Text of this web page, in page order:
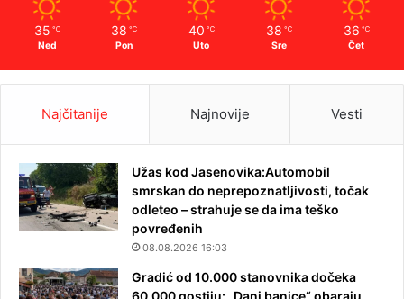
35 ℃
Ned
38 ℃
Pon
40 ℃
Uto
38 ℃
Sre
36 ℃
Čet
Najčitanije Najnovije Vesti
Užas kod Jasenovika:Automobil
smrskan do neprepoznatljivosti, točak
odleteo – strahuje se da ima teško
povređenih
08.08.2026 16:03
Gradić od 10.000 stanovnika dočeka